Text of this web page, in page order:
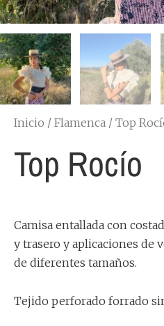
Inicio / Flamenca / Top
Top Rocío
Camisa entallada con
y trasero y aplicaciones de
de diferentes tamaños.
Tejido perforado forrado